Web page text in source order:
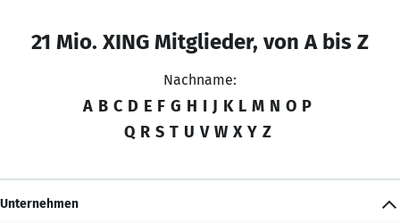
21 Mio. XING Mitglieder, von A bis Z
Nachname:
A B C D E F G H I J K L M N O P
Q R S T U V W X Y Z
Unternehmen